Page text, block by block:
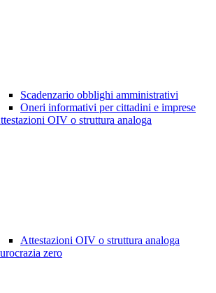
Scadenzario obblighi amministrativi
Oneri informativi per cittadini e imprese
OIV o struttura analoga
Attestazioni OIV o struttura analoga
zero